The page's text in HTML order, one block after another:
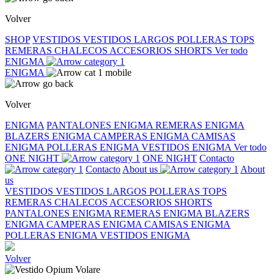
Volver
SHOP VESTIDOS VESTIDOS LARGOS POLLERAS TOPS
REMERAS CHALECOS ACCESORIOS SHORTS Ver todo
ENIGMA
ENIGMA
Volver
ENIGMA PANTALONES ENIGMA REMERAS ENIGMA
BLAZERS ENIGMA CAMPERAS ENIGMA CAMISAS
ENIGMA POLLERAS ENIGMA VESTIDOS ENIGMA Ver todo
ONE NIGHT
ONE NIGHT Contacto
Contacto About us
About
us
VESTIDOS VESTIDOS LARGOS POLLERAS TOPS
REMERAS CHALECOS ACCESORIOS SHORTS
PANTALONES ENIGMA REMERAS ENIGMA BLAZERS
ENIGMA CAMPERAS ENIGMA CAMISAS ENIGMA
POLLERAS ENIGMA VESTIDOS ENIGMA
Volver